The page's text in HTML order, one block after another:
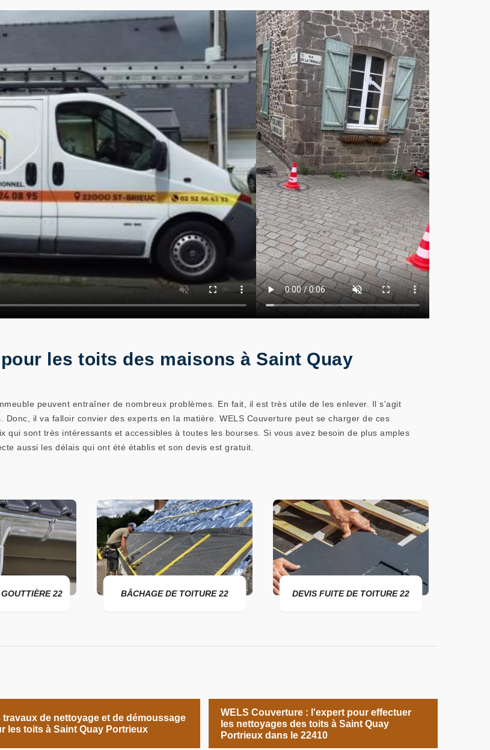
les toits des maisons à Saint Quay
peuvent entraîner de nombreux problèmes. En fait, il est très utile de les enlever. Il s'agit
il va falloir convier des experts en la matière. WELS Couverture peut se charger de ces
qui sont très intéressants et accessibles à toutes les bourses. Si vous avez besoin de plus amples
aussi les délais qui ont été établis et son devis est gratuit.
22 BÂCHAGE DE TOITURE 22 DEVIS FUITE DE TOITURE 22
travaux de nettoyage et de démoussage
les toits à Saint Quay Portrieux
WELS Couverture : l'expert pour effectuer
les nettoyages des toits à Saint Quay
Portrieux dans le 22410